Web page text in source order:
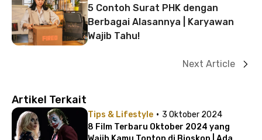
5 Contoh Surat PHK dengan
Berbagai Alasannya | Karyawan
Wajib Tahu!
Next Article
Artikel Terkait
Tips & Lifestyle · 3 Oktober 2024
8 Film Terbaru Oktober 2024 yang